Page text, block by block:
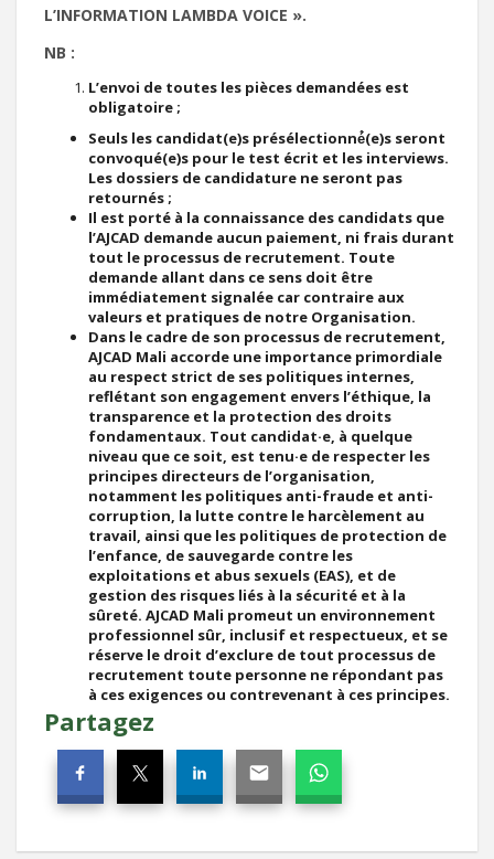
L’INFORMATION LAMBDA VOICE ».
NB :
L’envoi de toutes les pièces demandées est
obligatoire ;
Seuls les candidat(e)s présélectionné́(e)s seront
convoqué(e)s pour le test écrit et les interviews.
Les dossiers de candidature ne seront pas
retournés ;
Il est porté à la connaissance des candidats que
l’AJCAD demande aucun paiement, ni frais durant
tout le processus de recrutement. Toute
demande allant dans ce sens doit être
immédiatement signalée car contraire aux
valeurs et pratiques de notre Organisation.
Dans le cadre de son processus de recrutement,
AJCAD Mali accorde une importance primordiale
au respect strict de ses politiques internes,
reflétant son engagement envers l’éthique, la
transparence et la protection des droits
fondamentaux. Tout candidat·e, à quelque
niveau que ce soit, est tenu·e de respecter les
principes directeurs de l’organisation,
notamment les politiques anti-fraude et anti-
corruption, la lutte contre le harcèlement au
travail, ainsi que les politiques de protection de
l’enfance, de sauvegarde contre les
exploitations et abus sexuels (EAS), et de
gestion des risques liés à la sécurité et à la
sûreté. AJCAD Mali promeut un environnement
professionnel sûr, inclusif et respectueux, et se
réserve le droit d’exclure de tout processus de
recrutement toute personne ne répondant pas
à ces exigences ou contrevenant à ces principes.
Partagez